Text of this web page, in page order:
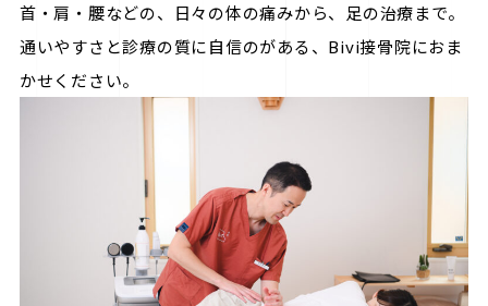
首・肩・腰などの、日々の体の痛みから、足の治療まで。
通いやすさと診療の質に自信のがある、Bivi接骨院におま
かせください。